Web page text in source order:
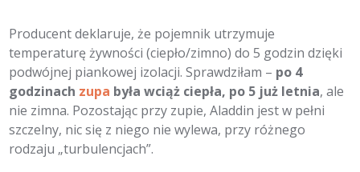
Producent deklaruje, że pojemnik utrzymuje
temperaturę żywności (ciepło/zimno) do 5 godzin dzięki
podwójnej piankowej izolacji. Sprawdziłam – po 4
godzinach zupa była wciąż ciepła, po 5 już letnia, ale
nie zimna. Pozostając przy zupie, Aladdin jest w pełni
szczelny, nic się z niego nie wylewa, przy różnego
rodzaju „turbulencjach”.